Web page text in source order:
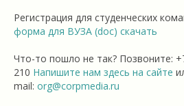
Регистрация для студенческих
форма для ВУЗА (doc) скачать
Что-то пошло не так? Позвоните:
210 Напишите нам здесь на сайте
mail: org@corpmedia.ru